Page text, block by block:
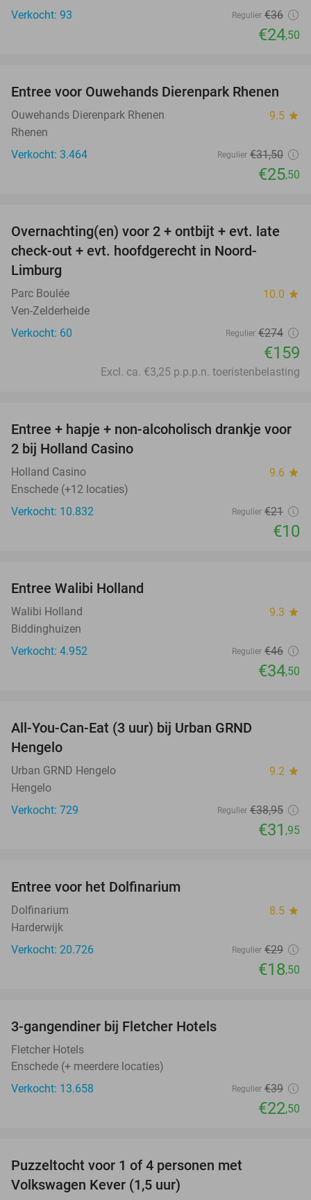
Verkocht: 93
Regulier €36
€24,50
19%
Entree voor Ouwehands Dierenpark Rhenen
Ouwehands Dierenpark Rhenen 9.5 star
Rhenen
Verkocht: 3.464
Regulier €31,50
€25,50
42%
Overnachting(en) voor 2 + ontbijt + evt. late
check-out + evt. hoofdgerecht in Noord-
Limburg
Parc Boulée 10.0 star
Ven-Zelderheide
Verkocht: 60
Regulier €274
€159
Excl. ca. €3,25 p.p.p.n. toeristenbelasting
52%
Entree + hapje + non-alcoholisch drankje voor
2 bij Holland Casino
Holland Casino 9.6 star
Enschede (+12 locaties)
Verkocht: 10.832
Regulier €21
€10
Entree Walibi Holland
Walibi Holland 9.3 star
Biddinghuizen
Verkocht: 4.952
Regulier €46
€34,50
All-You-Can-Eat (3 uur) bij Urban GRND
Hengelo
Urban GRND Hengelo 9.2 star
Hengelo
Verkocht: 729
Regulier €38,95
€31 ,95
Entree voor het Dolfinarium
Dolfinarium 8.5 star
Harderwijk
Verkocht: 20.726
Regulier €29
€18,50
3-gangendiner bij Fletcher Hotels
Fletcher Hotels
Enschede (+ meerdere locaties)
Verkocht: 13.658
Regulier €39
€22,50
Puzzeltocht voor 1 of 4 personen met
Volkswagen Kever (1,5 uur)